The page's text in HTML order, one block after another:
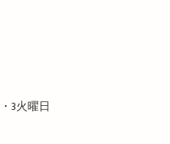
・ 3火曜日